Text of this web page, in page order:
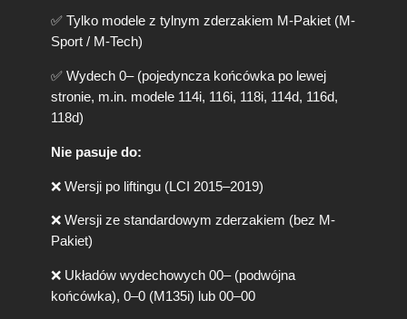
0
1
–
2
0
5
P
E
-
C
I
✅ Tylko modele z tylnym zderzakiem M-Pakiet (M-
Sport / M-Tech)
✅ Wydech 0– (pojedyncza końcówka po lewej
stronie, m.in. modele 114i, 116i, 118i, 114d, 116d,
118d)
Nie pasuje do:
❌ Wersji po liftingu (LCI 2015–2019)
❌ Wersji ze standardowym zderzakiem (bez M-
Pakiet)
❌ Układów wydechowych 00– (podwójna
końcówka), 0–0 (M135i) lub 00–00